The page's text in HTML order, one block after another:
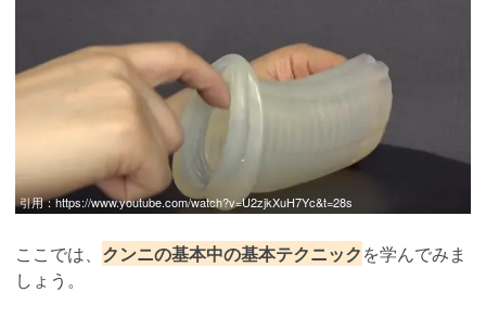
引用：https://www.youtube.com/watch?v=U2zjkXuH7Yc&t=28s
ここでは、 クンニの基本中の基本テクニックを学んでみま
しょう。